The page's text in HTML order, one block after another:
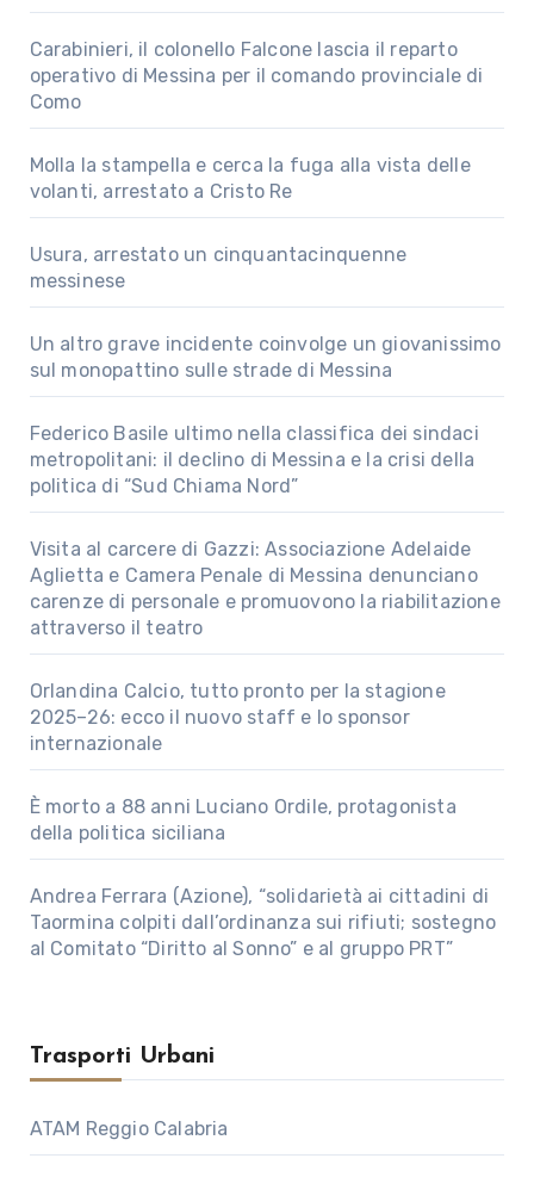
Carabinieri, il colonello Falcone lascia il reparto
operativo di Messina per il comando provinciale di
Como
Molla la stampella e cerca la fuga alla vista delle
volanti, arrestato a Cristo Re
Usura, arrestato un cinquantacinquenne
messinese
Un altro grave incidente coinvolge un giovanissimo
sul monopattino sulle strade di Messina
Federico Basile ultimo nella classifica dei sindaci
metropolitani: il declino di Messina e la crisi della
politica di “Sud Chiama Nord”
Visita al carcere di Gazzi: Associazione Adelaide
Aglietta e Camera Penale di Messina denunciano
carenze di personale e promuovono la riabilitazione
attraverso il teatro
Orlandina Calcio, tutto pronto per la stagione
2025–26: ecco il nuovo staff e lo sponsor
internazionale
È morto a 88 anni Luciano Ordile, protagonista
della politica siciliana
Andrea Ferrara (Azione), “solidarietà ai cittadini di
Taormina colpiti dall’ordinanza sui rifiuti; sostegno
al Comitato “Diritto al Sonno” e al gruppo PRT”
Trasporti Urbani
ATAM Reggio Calabria